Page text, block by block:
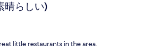
晴らしい)
little restaurants in the area.